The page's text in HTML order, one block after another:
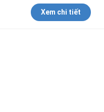
Xem chi tiết